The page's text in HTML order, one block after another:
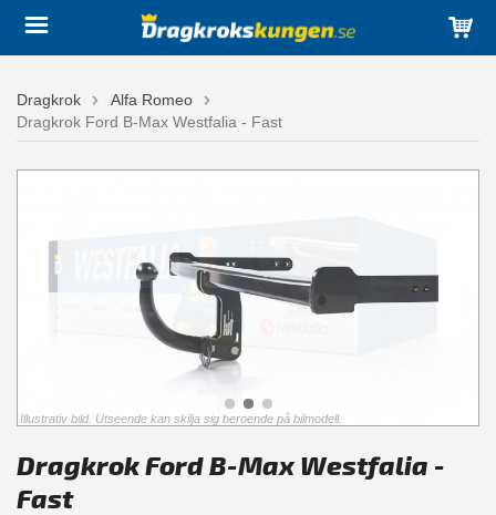
Dragkrok
Alfa Romeo
Dragkrok Ford B-Max Westfalia - Fast
Illustrativ bild. Utseende kan skilja sig beroende på bilmodell.
Dragkrok Ford B-Max Westfalia -
Fast